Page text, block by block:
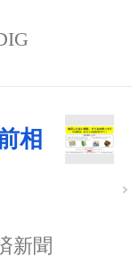
相
新聞